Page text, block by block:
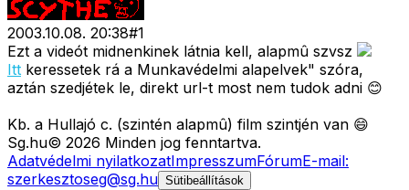
2003.10.08. 20:38#1
Ezt a videót midnenkinek látnia kell, alapmû szvsz
Itt keressetek rá a Munkavédelmi alapelvek" szóra,
aztán szedjétek le, direkt url-t most nem tudok adni 😊
Kb. a Hullajó c. (szintén alapmû) film szintjén van 😄
Sg.hu© 2026 Minden jog fenntartva.
Adatvédelmi nyilatkozatImpresszumFórumE-mail:
szerkesztoseg@sg.hu Sütibeállítások